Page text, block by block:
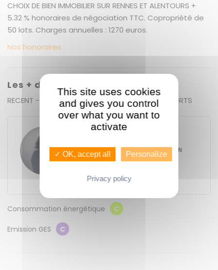
CHOIX DE BIEN IMMOBILIER SUR RENNES ET ALENTOURS +
5.32 % honoraires de négociation TTC. Copropriété de
50 lots. Charges annuelles : 1270 euros.
Nos honoraires
Les + du bien
RECENT - BON DPE - BALCON - PROCHE TRANSPORTS
GUENNO - GUENNO SAINT-MARTIN
206 ter rue de Saint-Malo
Contacter l'agence
Consommation énergétique C
Emission GES C
This site uses cookies
and gives you control
over what you want to
activate
✓ OK, accept all Personalize
Privacy policy